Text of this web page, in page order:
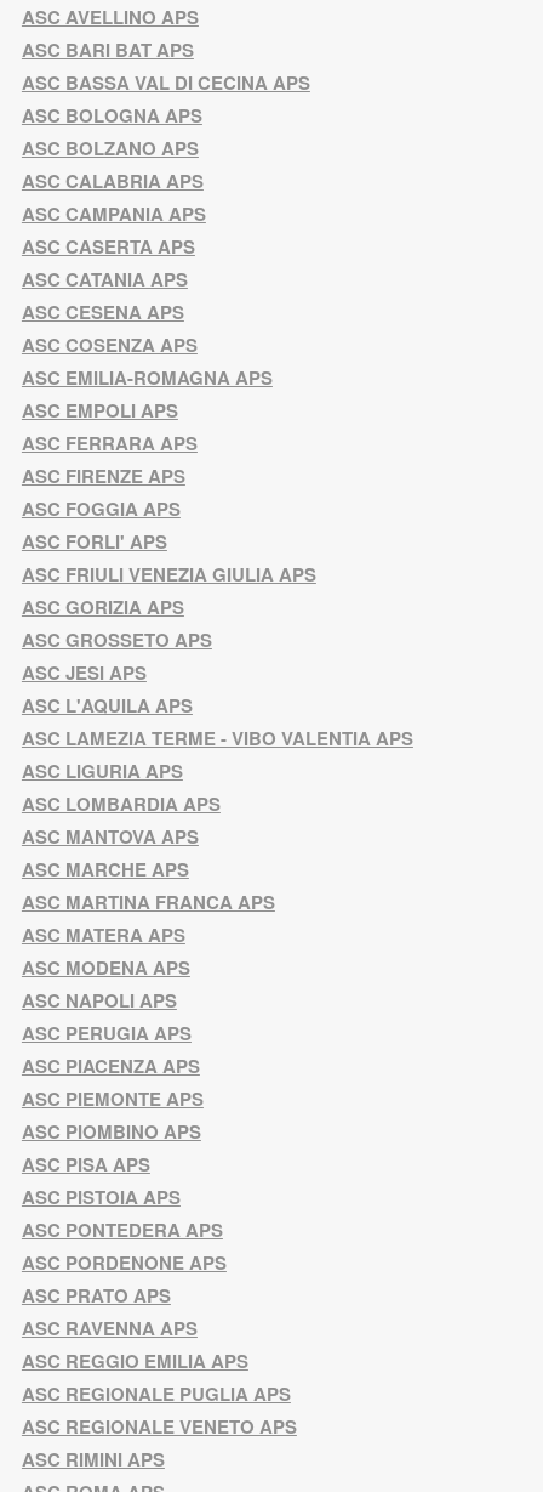
ASC AVELLINO APS
ASC BARI BAT APS
ASC BASSA VAL DI CECINA APS
ASC BOLOGNA APS
ASC BOLZANO APS
ASC CALABRIA APS
ASC CAMPANIA APS
ASC CASERTA APS
ASC CATANIA APS
ASC CESENA APS
ASC COSENZA APS
ASC EMILIA-ROMAGNA APS
ASC EMPOLI APS
ASC FERRARA APS
ASC FIRENZE APS
ASC FOGGIA APS
ASC FORLI' APS
ASC FRIULI VENEZIA GIULIA APS
ASC GORIZIA APS
ASC GROSSETO APS
ASC JESI APS
ASC L'AQUILA APS
ASC LAMEZIA TERME - VIBO VALENTIA APS
ASC LIGURIA APS
ASC LOMBARDIA APS
ASC MANTOVA APS
ASC MARCHE APS
ASC MARTINA FRANCA APS
ASC MATERA APS
ASC MODENA APS
ASC NAPOLI APS
ASC PERUGIA APS
ASC PIACENZA APS
ASC PIEMONTE APS
ASC PIOMBINO APS
ASC PISA APS
ASC PISTOIA APS
ASC PONTEDERA APS
ASC PORDENONE APS
ASC PRATO APS
ASC RAVENNA APS
ASC REGGIO EMILIA APS
ASC REGIONALE PUGLIA APS
ASC REGIONALE VENETO APS
ASC RIMINI APS